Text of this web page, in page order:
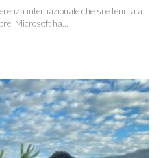
internazionale che si è tenuta a
Microsoft ha...